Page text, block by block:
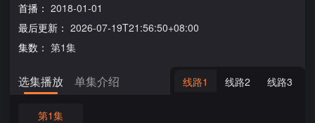
首播： 2018-01-01
最后更新： 2026-07-19T21:56:50+08:00
集数： 第1集
选集播放 单集介绍 线路1 线路2 线路3
第1集